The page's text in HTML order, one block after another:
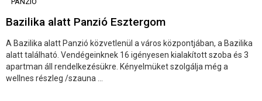
Bazilika alatt Panzió Esztergom
A Bazilika alatt Panzió közvetlenül a város központjában, a Bazilika
alatt található. Vendégeinknek 16 igényesen kialakított szoba és 3
apartman áll rendelkezésükre. Kényelmüket szolgálja még a
wellnes részleg /szauna ...